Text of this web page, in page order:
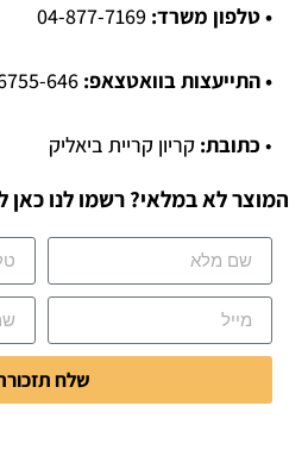
• טלפון משרד:
• התייעצות בוואטצאפ:
• כתובת: קריון קריית ביאליק
המוצר לא במלאי? רשמו לנו
שלח